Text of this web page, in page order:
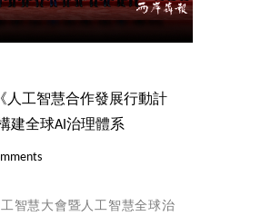
人工智慧合作發展行動計
建全球AI治理體系
智慧大會暨人工智慧全球治